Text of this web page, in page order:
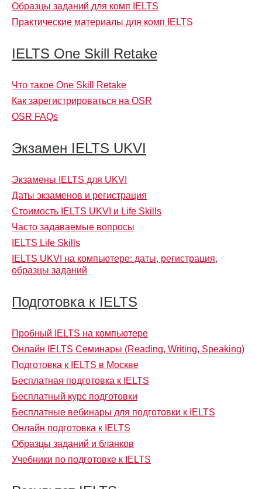
Образцы заданий для комп IELTS
Практические материалы для комп IELTS
IELTS One Skill Retake
Что такое One Skill Retake
Как зарегистрироваться на OSR
OSR FAQs
Экзамен IELTS UKVI
Экзамены IELTS для UKVI
Даты экзаменов и регистрация
Стоимость IELTS UKVI и Life Skills
Часто задаваемые вопросы
IELTS Life Skills
IELTS UKVI на компьютере: даты, регистрация,
образцы заданий
Подготовка к IELTS
Пробный IELTS на компьютере
Онлайн IELTS Семинары (Reading, Writing, Speaking)
Подготовка к IELTS в Москве
Бесплатная подготовка к IELTS
Бесплатный курс подготовки
Бесплатные вебинары для подготовки к IELTS
Онлайн подготовка к IELTS
Образцы заданий и бланков
Учебники по подготовке к IELTS